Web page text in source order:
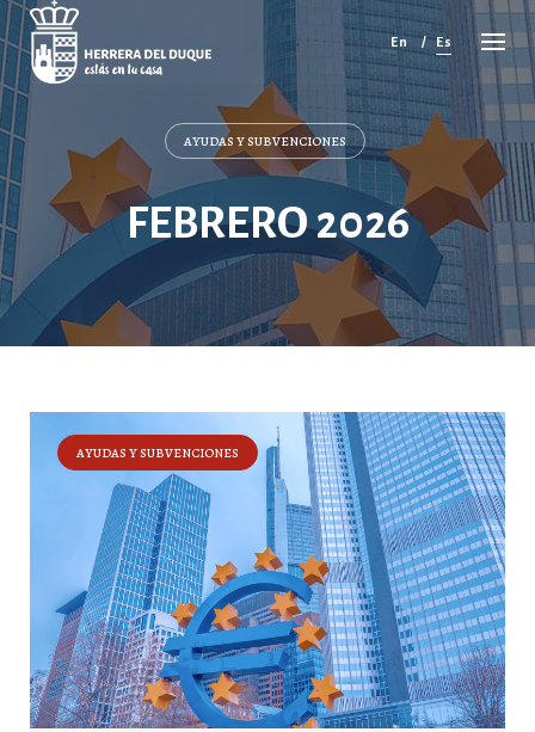
Cancelar
comentario
En Es
AYUDAS Y SUBVENCIONES
FEBRERO 2026
AYUDAS Y SUBVENCIONES